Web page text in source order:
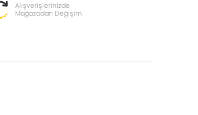
Alışverişlerinizde
Mağazadan Değişim